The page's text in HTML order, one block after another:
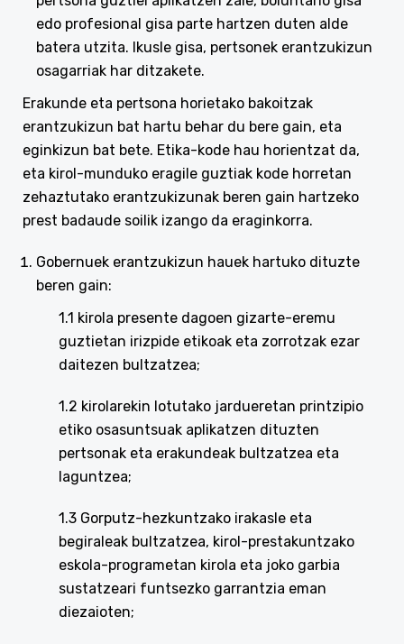
edo profesional gisa parte hartzen duten alde
batera utzita. Ikusle gisa, pertsonek erantzukizun
osagarriak har ditzakete.
Erakunde eta pertsona horietako bakoitzak
erantzukizun bat hartu behar du bere gain, eta
eginkizun bat bete. Etika-kode hau horientzat da,
eta kirol-munduko eragile guztiak kode horretan
zehaztutako erantzukizunak beren gain hartzeko
prest badaude soilik izango da eraginkorra.
Gobernuek erantzukizun hauek hartuko dituzte
beren gain:
1.1 kirola presente dagoen gizarte-eremu
guztietan irizpide etikoak eta zorrotzak ezar
daitezen bultzatzea;
1.2 kirolarekin lotutako jardueretan printzipio
etiko osasuntsuak aplikatzen dituzten
pertsonak eta erakundeak bultzatzea eta
laguntzea;
1.3 Gorputz-hezkuntzako irakasle eta
begiraleak bultzatzea, kirol-prestakuntzako
eskola-programetan kirola eta joko garbia
sustatzeari funtsezko garrantzia eman
diezaioten;